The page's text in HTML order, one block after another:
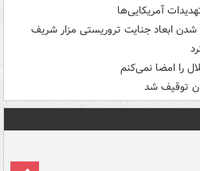
آمریکایی‌ها
شدن ابعاد جنایت تروریستی مزار شریف
را امضا نمی‌کنم